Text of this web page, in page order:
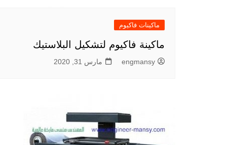
ماكينات فاكيوم
ماكينة فاكيوم لتشكيل البلاستيك
engmansy مارس 31, 2020